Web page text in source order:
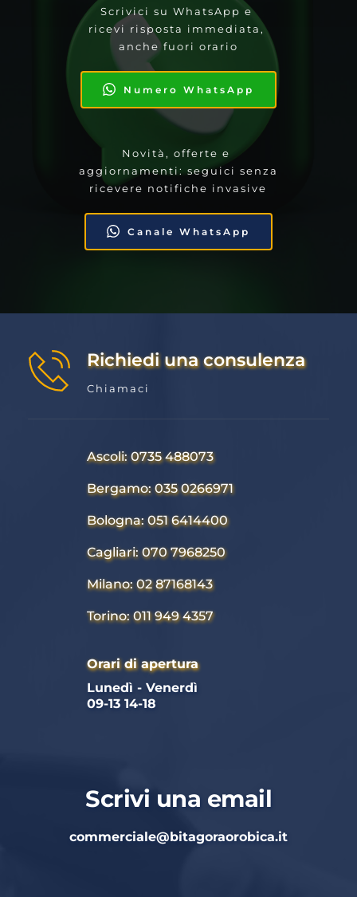
Scrivici su WhatsApp e
ricevi risposta immediata,
anche fuori orario
Numero WhatsApp
Novità, offerte e
aggiornamenti: seguici senza
ricevere notifiche invasive
Canale WhatsApp
Richiedi una consulenza
Chiamaci
Ascoli: 0735 488073
Bergamo: 035 0266971
Bologna: 051 6414400
Cagliari: 070 7968250
Milano: 02 87168143
Torino: 011 949 4357
Orari di apertura
Lunedì - Venerdì
09-13 14-18
Scrivi una email
commerciale@bitagoraorobica.it